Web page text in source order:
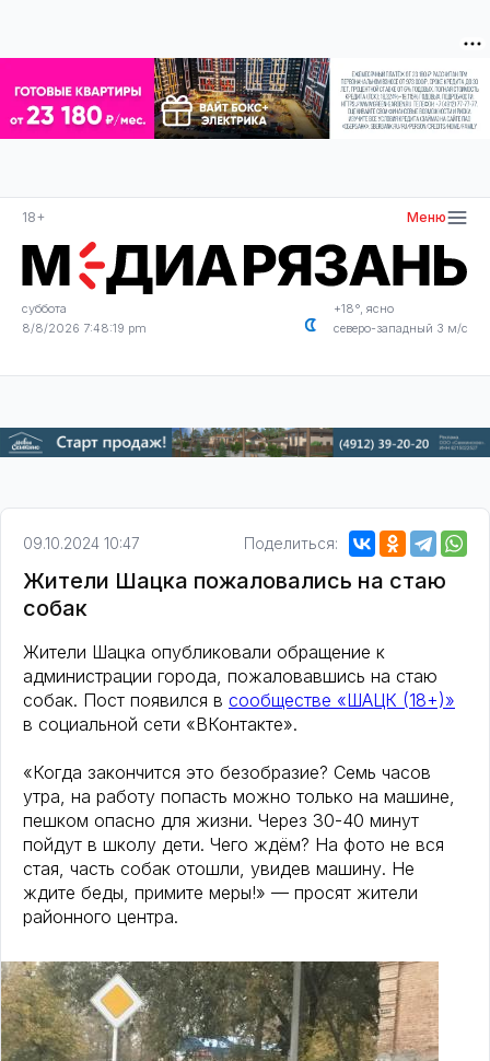
18+ Меню
суббота
8/8/2026 7:48:20 pm
+18°, ясно
северо-западный 3 м/с
09.10.2024 10:47 Поделиться:
Жители Шацка пожаловались на стаю
собак
Жители Шацка опубликовали обращение к
администрации города, пожаловавшись на стаю
собак. Пост появился в сообществе «ШАЦК (18+)»
в социальной сети «ВКонтакте».
«Когда закончится это безобразие? Семь часов
утра, на работу попасть можно только на машине,
пешком опасно для жизни. Через 30-40 минут
пойдут в школу дети. Чего ждём? На фото не вся
стая, часть собак отошли, увидев машину. Не
ждите беды, примите меры!» — просят жители
районного центра.